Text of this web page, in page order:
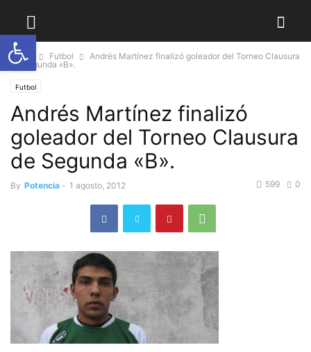
Abrir barra de herramientas
Home Futbol
Andrés Martínez finalizó goleador del Torneo Clausura
de Segunda «B».
Futbol
Andrés Martínez finalizó
goleador del Torneo Clausura
de Segunda «B».
By Potencia - 1 agosto, 2012 0
599